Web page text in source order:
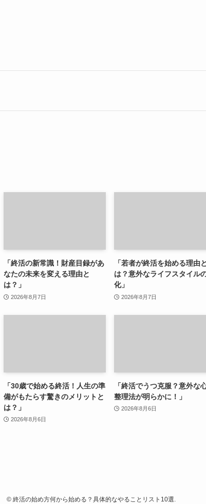
「終活の新常識！財産目録があ
なたの未来を変える理由と
は？」
2026年8月7日
「若者が終活を始める理由
は？意外なライフスタイル
化」
2026年8月7日
「30歳で始める終活！人生の準
備がもたらす驚きのメリットと
は？」
2026年8月6日
「終活でうつ克服？意外な
整理法が明らかに！」
2026年8月6日
©終活の始め方何から始める？具体的なやることリスト10選.